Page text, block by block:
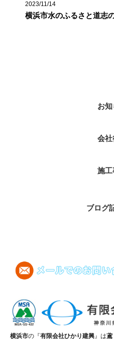
2023/11/14
横浜市水のふるさと道志
お
会
施工
ブログ
横浜市の『有限会社ひかり建興 』は鳶